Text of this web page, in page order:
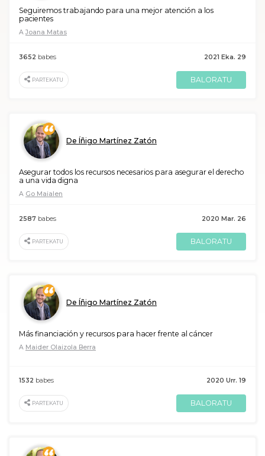
Seguiremos trabajando para una mejor atención a los
pacientes
A Joana Matas
2021 Eka. 29
3652 babes
PARTEKATU BALORATU
De Íñigo Martínez Zatón
Asegurar todos los recursos necesarios para asegurar el derecho
a una vida digna
A Go Maialen
2020 Mar. 26
2587 babes
PARTEKATU BALORATU
De Íñigo Martínez Zatón
Más financiación y recursos para hacer frente al cáncer
A Maider Olaizola Berra
2020 Urr. 19
1532 babes
PARTEKATU BALORATU